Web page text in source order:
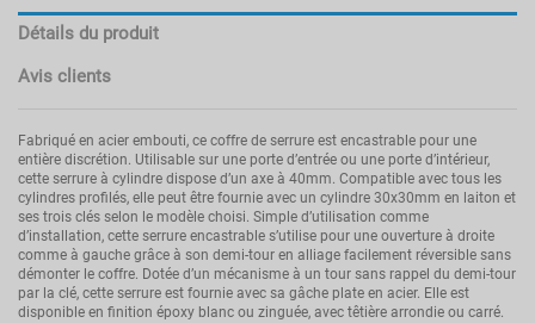
Détails du produit
Avis clients
Fabriqué en acier embouti, ce coffre de serrure est encastrable pour une
entière discrétion. Utilisable sur une porte d’entrée ou une porte d’intérieur,
cette serrure à cylindre dispose d’un axe à 40mm. Compatible avec tous les
cylindres profilés, elle peut être fournie avec un cylindre 30x30mm en laiton et
ses trois clés selon le modèle choisi. Simple d’utilisation comme
d’installation, cette serrure encastrable s’utilise pour une ouverture à droite
comme à gauche grâce à son demi-tour en alliage facilement réversible sans
démonter le coffre. Dotée d’un mécanisme à un tour sans rappel du demi-tour
par la clé, cette serrure est fournie avec sa gâche plate en acier. Elle est
disponible en finition époxy blanc ou zinguée, avec têtière arrondie ou carré.